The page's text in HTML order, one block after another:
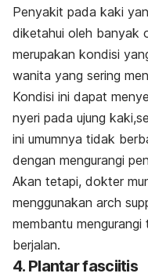
Penyakit pada kaki
diketahui oleh banyak
merupakan kondisi
wanita yang sering
Kondisi ini dapat
nyeri pada ujung
ini umumnya tidak
dengan mengurangi
Akan tetapi, dokter
menggunakan arch
membantu
berjalan.
4. Plantar fasciitis